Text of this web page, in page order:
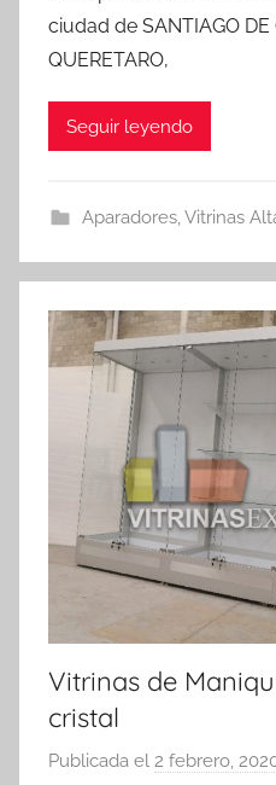
ciudad de SANTIAGO DE
QUERETARO,
Seguir leyendo
Aparadores,Vitrinas
Vitrinas de
cristal
Publicada el 2 febrero,